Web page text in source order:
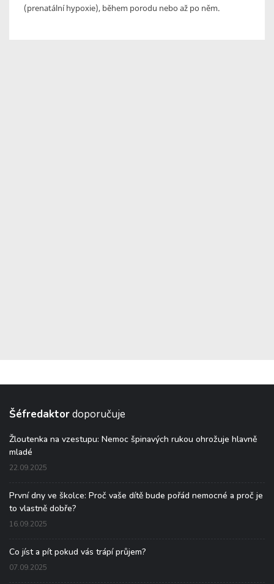
(prenatální hypoxie), během porodu nebo až po něm.
Šéfredaktordoporučuje
Žloutenka na vzestupu: Nemoc špinavých rukou ohrožuje hlavně
mladé
22.09.2025
První dny ve školce: Proč vaše dítě bude pořád nemocné a proč je
to vlastně dobře?
16.09.2025
Co jíst a pít pokud vás trápí průjem?
07.09.2025